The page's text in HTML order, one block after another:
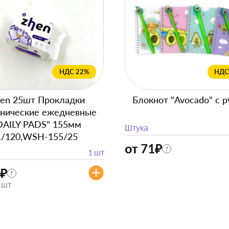
НДС 22%
25шт Прокладки
ежедневные
PADS" 155мм
120,WSH-155/25
1 шт
₽ ?
шт
НДС
Блокнот "Avocado" с
Штука
от 71₽ ?